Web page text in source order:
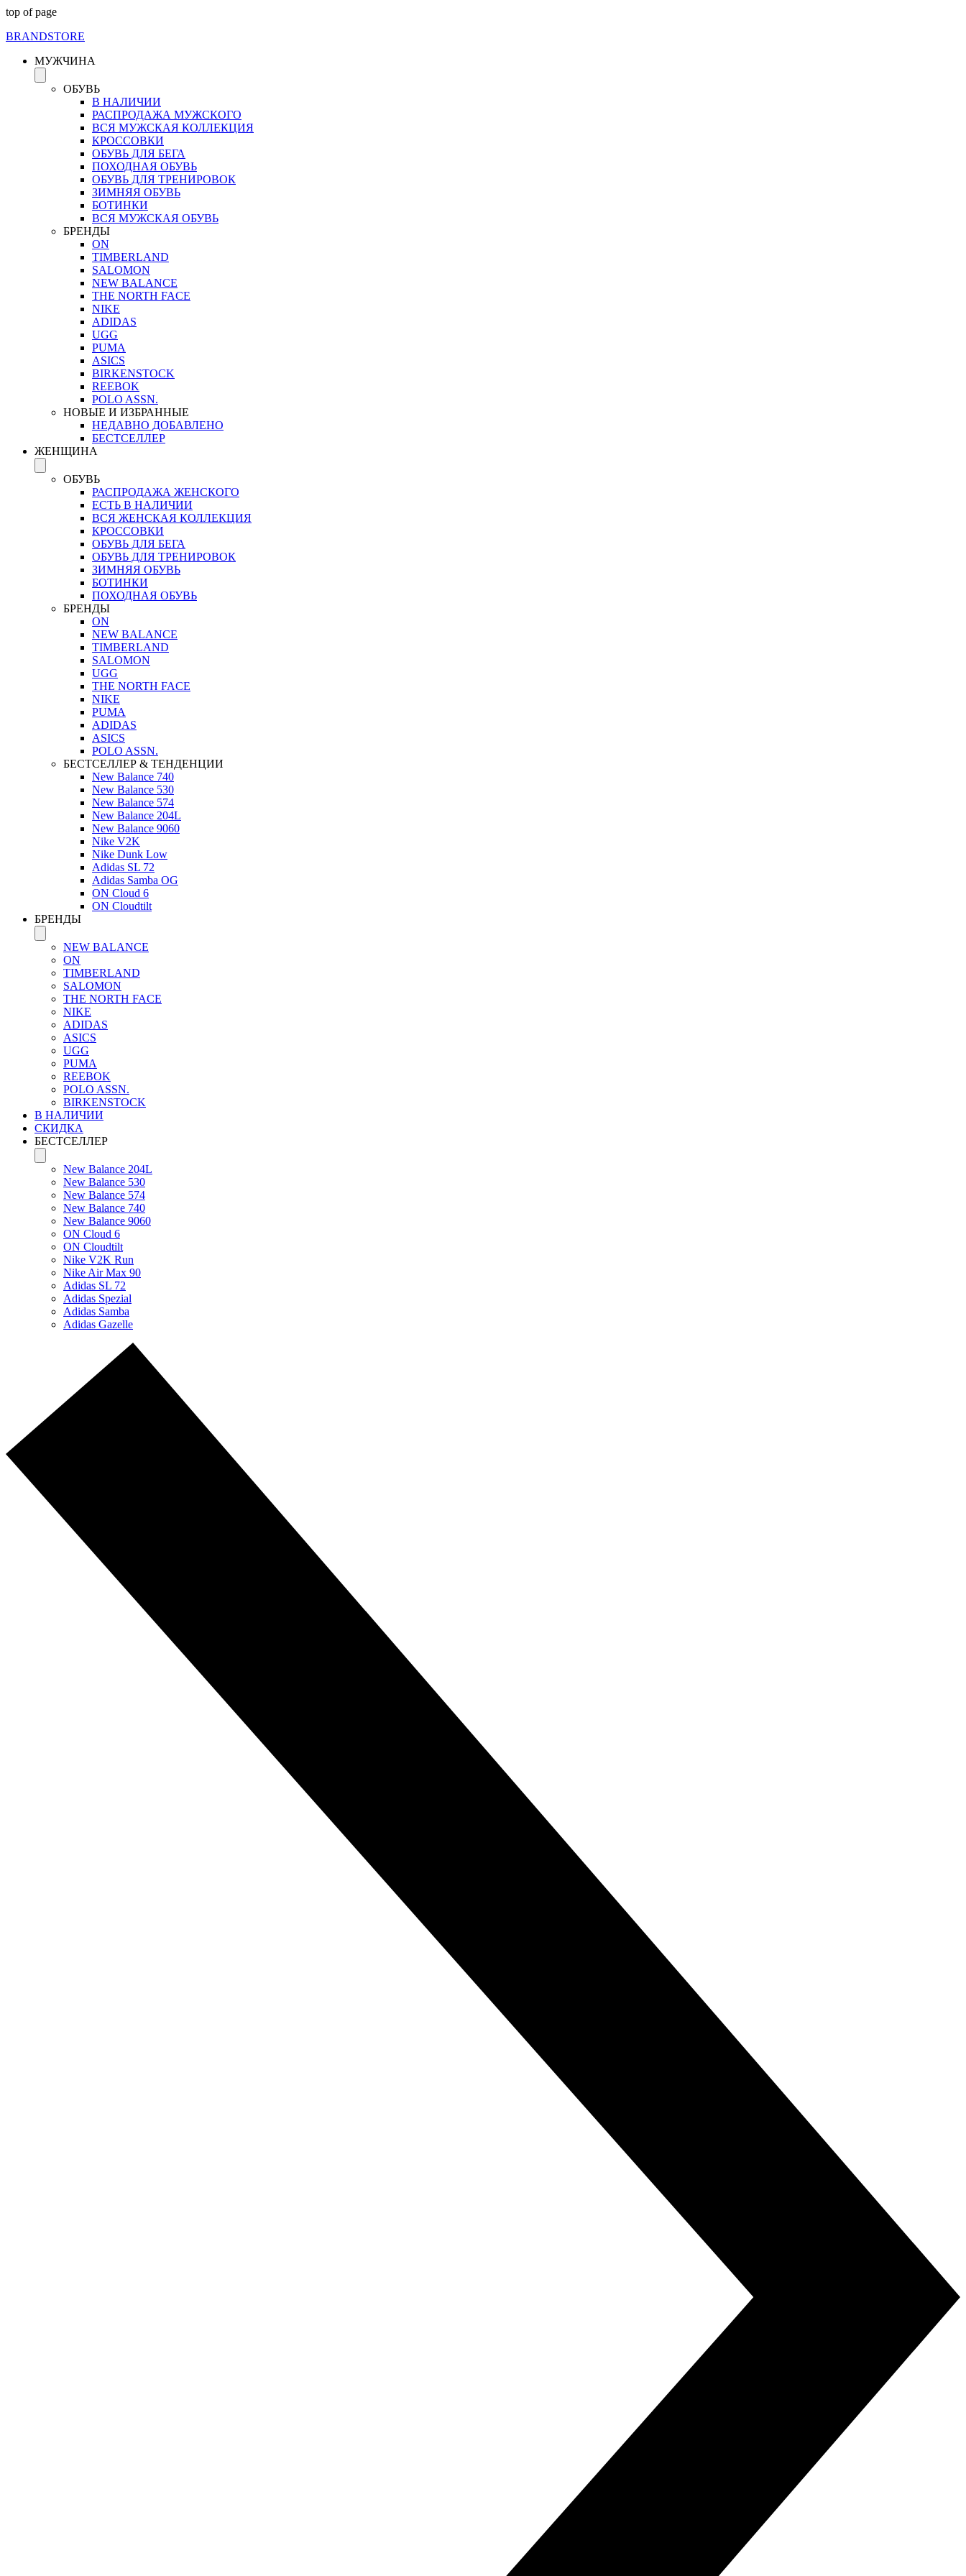
top of page
BRANDSTORE
МУЖЧИНА
ОБУВЬ
В НАЛИЧИИ
РАСПРОДАЖА МУЖСКОГО
ВСЯ МУЖСКАЯ КОЛЛЕКЦИЯ
КРОССОВКИ
ОБУВЬ ДЛЯ БЕГА
ПОХОДНАЯ ОБУВЬ
ОБУВЬ ДЛЯ ТРЕНИРОВОК
ЗИМНЯЯ ОБУВЬ
БОТИНКИ
ВСЯ МУЖСКАЯ ОБУВЬ
БРЕНДЫ
ON
TIMBERLAND
SALOMON
NEW BALANCE
THE NORTH FACE
NIKE
ADIDAS
UGG
PUMA
ASICS
BIRKENSTOCK
REEBOK
POLO ASSN.
НОВЫЕ И ИЗБРАННЫЕ
НЕДАВНО ДОБАВЛЕНО
БЕСТСЕЛЛЕР
ЖЕНЩИНА
ОБУВЬ
РАСПРОДАЖА ЖЕНСКОГО
ЕСТЬ В НАЛИЧИИ
ВСЯ ЖЕНСКАЯ КОЛЛЕКЦИЯ
КРОССОВКИ
ОБУВЬ ДЛЯ БЕГА
ОБУВЬ ДЛЯ ТРЕНИРОВОК
ЗИМНЯЯ ОБУВЬ
БОТИНКИ
ПОХОДНАЯ ОБУВЬ
БРЕНДЫ
ON
NEW BALANCE
TIMBERLAND
SALOMON
UGG
THE NORTH FACE
NIKE
PUMA
ADIDAS
ASICS
POLO ASSN.
БЕСТСЕЛЛЕР & ТЕНДЕНЦИИ
New Balance 740
New Balance 530
New Balance 574
New Balance 204L
New Balance 9060
Nike V2K
Nike Dunk Low
Adidas SL 72
Adidas Samba OG
ON Cloud 6
ON Cloudtilt
БРЕНДЫ
NEW BALANCE
ON
TIMBERLAND
SALOMON
THE NORTH FACE
NIKE
ADIDAS
ASICS
UGG
PUMA
REEBOK
POLO ASSN.
BIRKENSTOCK
В НАЛИЧИИ
СКИДКА
БЕСТСЕЛЛЕР
New Balance 204L
New Balance 530
New Balance 574
New Balance 740
New Balance 9060
ON Cloud 6
ON Cloudtilt
Nike V2K Run
Nike Air Max 90
Adidas SL 72
Adidas Spezial
Adidas Samba
Adidas Gazelle